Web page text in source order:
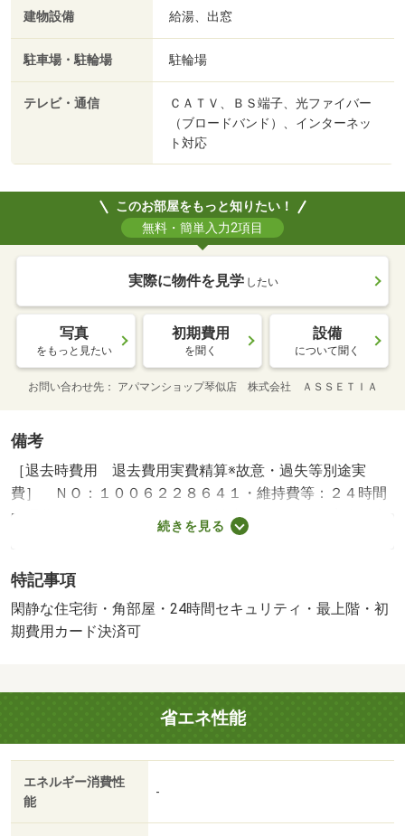
建物設備 給湯、出窓
駐車場・駐輪場 駐輪場
テレビ・通信
ＣＡＴＶ、ＢＳ端子、光ファイバー
（ブロードバンド）、インターネッ
ト対応
このお部屋をもっと知りたい！
無料・簡単入力2項目
実際に物件を見学 したい
写真
をもっと見たい
初期費用
を聞く
設備
について聞く
お問い合わせ先 アパマンショップ琴似店 株式会社 ＡＳＳＥＴＩＡ
備考
［退去時費用 退去費用実費精算※故意・過失等別途実
費］ ＮＯ：１００６２２８６４１・維持費等：２４時間
管理費１，１００円／月・建物構造：その他・★審査が心
配・保証会社とトラブルが、、、、そんな方もお任せくだ
ａｐ００３】でＩＤ検索！市内全域当社でまとめて内覧・
契約可能！・バイク置場：なし・駐輪場：有/水廻り消毒
料 27500円/ＦＦ分解清掃費用 16500円
続きを見る
特記事項
閑静な住宅街・角部屋・24時間セキュリティ・最上階・初
期費用カード決済可
省エネ性能
エネルギー消費性
能
-